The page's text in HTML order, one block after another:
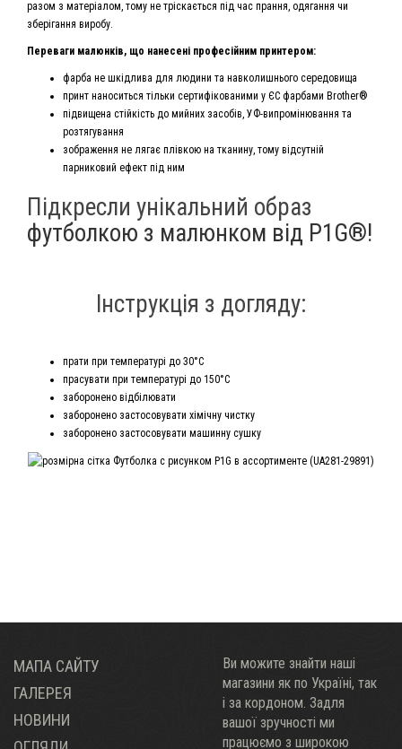
разом з матеріалом, тому не тріскається під час прання, одягання чи
зберігання виробу.
Переваги малюнків, що нанесені професійним принтером:
фарба не шкідлива для людини та навколишнього середовища
принт наноситься тільки сертифікованими у ЄС фарбами Brother®
підвищена стійкість до мийних засобів, УФ-випромінювання та
розтягування
зображення не лягає плівкою на тканину, тому відсутній
парниковий ефект під ним
Підкресли унікальний образ
футболкою з малюнком від P1G®!
Інструкція з догляду:
прати при температурі до 30°С
прасувати при температурі до 150°С
заборонено відбілювати
заборонено застосовувати хімічну чистку
заборонено застосовувати машинну сушку
МАПА САЙТУ
ГАЛЕРЕЯ
НОВИНИ
Ви можите знайти наші
магазини як по Украïні, так
і за кордоном. Задля
вашої зручності ми
працюємо з широкою